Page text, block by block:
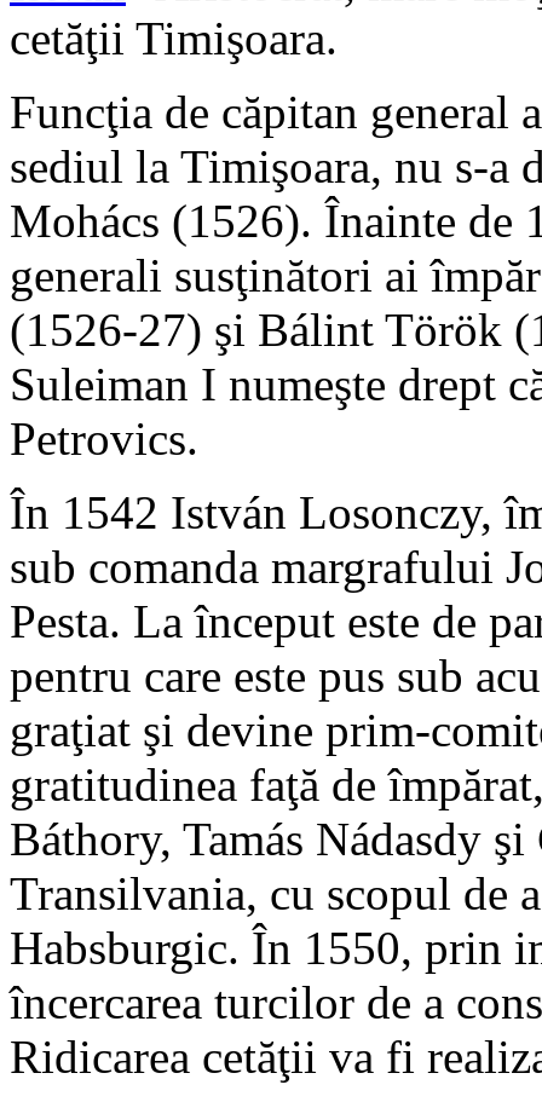
cetăţii Timişoara.
Funcţia de căpitan general
sediul la Timişoara, nu s-a
Mohács (1526). Înainte de
generali susţinători ai
(1526-27) şi Bálint Török
Suleiman I numeşte drept
Petrovics.
În 1542 István Losonczy,
sub comanda margrafului
Pesta. La început este de
pentru care este pus sub
graţiat şi devine prim-
gratitudinea faţă de
Báthory, Tamás Nádasdy
Transilvania, cu scopul de
Habsburgic. În 1550, prin
încercarea turcilor de a
Ridicarea cetăţii va fi